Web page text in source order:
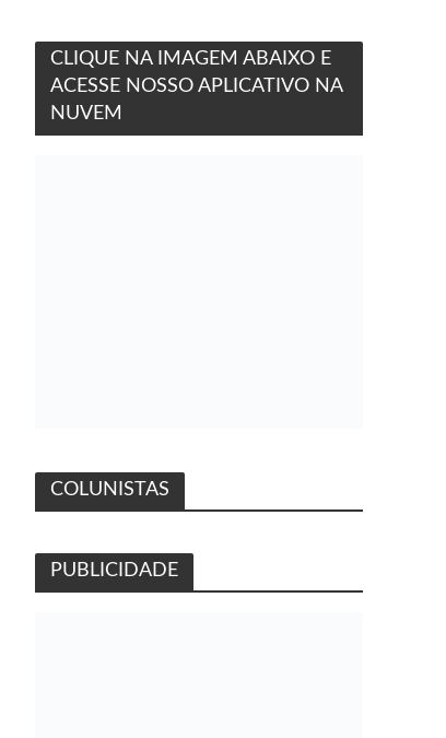
CLIQUE NA IMAGEM ABAIXO E
ACESSE NOSSO APLICATIVO NA
NUVEM
COLUNISTAS
PUBLICIDADE